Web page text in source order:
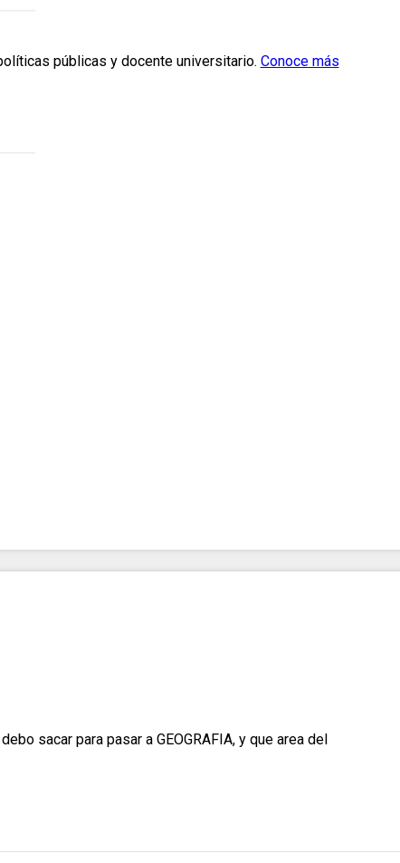
públicas y docente universitario. Conoce más
sacar para pasar a GEOGRAFIA, y que area del